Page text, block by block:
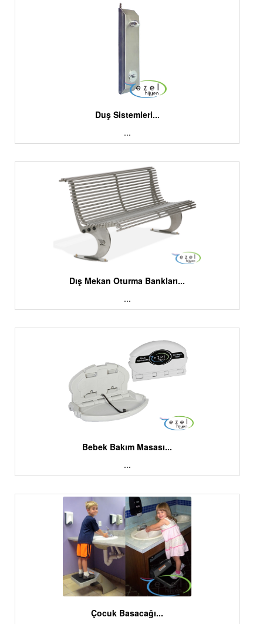
Duş Sistemleri...
...
Dış Mekan Oturma Bankları...
...
Bebek Bakım Masası...
...
Çocuk Basacağı...